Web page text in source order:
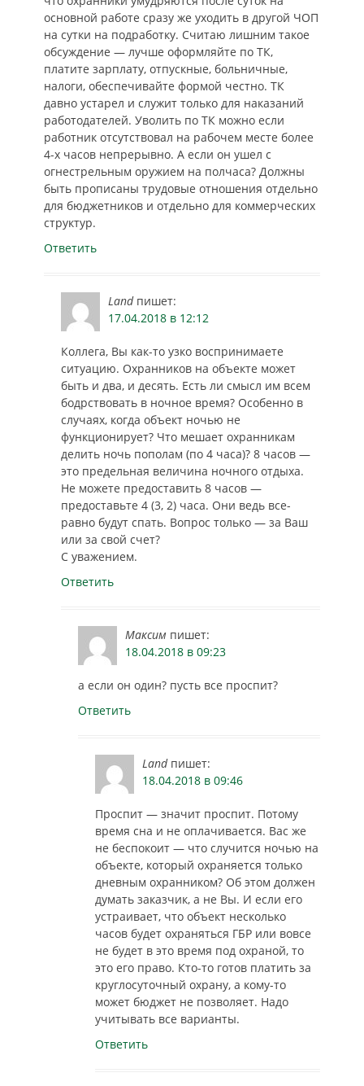
основной работе сразу же уходить в другой ЧОП
на сутки на подработку. Считаю лишним такое
обсуждение — лучше оформляйте по ТК,
платите зарплату, отпускные, больничные,
налоги, обеспечивайте формой честно. ТК
давно устарел и служит только для наказаний
работодателей. Уволить по ТК можно если
работник отсутствовал на рабочем месте более
4-х часов непрерывно. А если он ушел с
огнестрельным оружием на полчаса? Должны
быть прописаны трудовые отношения отдельно
для бюджетников и отдельно для коммерческих
структур.
Ответить
Land пишет:
17.04.2018 в 12:12
Коллега, Вы как-то узко воспринимаете
ситуацию. Охранников на объекте может
быть и два, и десять. Есть ли смысл им всем
бодрствовать в ночное время? Особенно в
случаях, когда объект ночью не
функционирует? Что мешает охранникам
делить ночь пополам (по 4 часа)? 8 часов —
это предельная величина ночного отдыха.
Не можете предоставить 8 часов —
предоставьте 4 (3, 2) часа. Они ведь все-
равно будут спать. Вопрос только — за Ваш
или за свой счет?
С уважением.
Ответить
Максим пишет:
18.04.2018 в 09:23
а если он один? пусть все проспит?
Ответить
Land пишет:
18.04.2018 в 09:46
Проспит — значит проспит. Потому
время сна и не оплачивается. Вас же
не беспокоит — что случится ночью на
объекте, который охраняется только
дневным охранником? Об этом должен
думать заказчик, а не Вы. И если его
устраивает, что объект несколько
часов будет охраняться ГБР или вовсе
не будет в это время под охраной, то
это его право. Кто-то готов платить за
круглосуточный охрану, а кому-то
может бюджет не позволяет. Надо
учитывать все варианты.
Ответить